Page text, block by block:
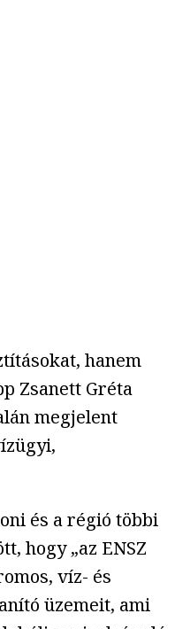
hanem
Zsanett Gréta
megjelent
és a régió többi
hogy „az ENSZ
víz- és
üzemeit, ami